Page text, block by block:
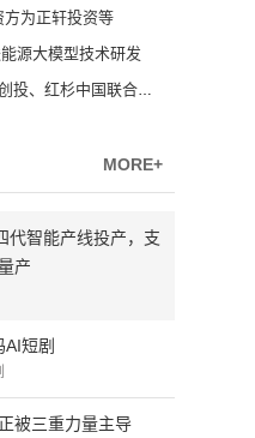
方为正轩投资等
源大模型技术研发
讯兔科技完成超1亿元Pre-A轮融资，高瓴创投、红杉中国联合领投
MORE+
代智能产线投产，支
产
短剧
被三重力量主导